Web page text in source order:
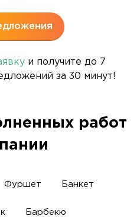
и получите до 7
за 30 минут!
работ
Фуршет Банкет
Барбекю